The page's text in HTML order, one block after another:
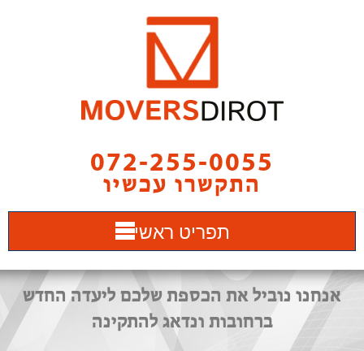
072-255-0055
התקשרו עכשיו
תפריט ראשי
אנחנו נוביל את הכספת שלכם ליעדה החדש
ברחובות ונדאג להתקינה